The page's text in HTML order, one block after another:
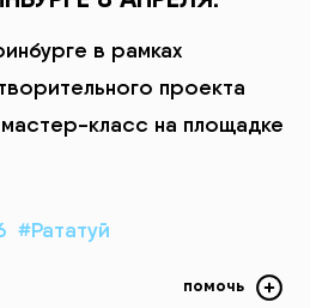
в рамках
проекта
класс на площадке
#Рататуй
помочь